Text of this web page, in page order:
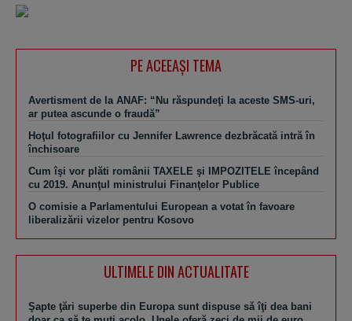
PE ACEEAŞI TEMA
Avertisment de la ANAF: “Nu răspundeţi la aceste SMS-uri,
ar putea ascunde o fraudă”
Hoţul fotografiilor cu Jennifer Lawrence dezbrăcată intră în
închisoare
Cum îşi vor plăti românii TAXELE şi IMPOZITELE începând
cu 2019. Anunţul ministrului Finanţelor Publice
O comisie a Parlamentului European a votat în favoare
liberalizării vizelor pentru Kosovo
ULTIMELE DIN ACTUALITATE
Şapte ţări superbe din Europa sunt dispuse să îţi dea bani